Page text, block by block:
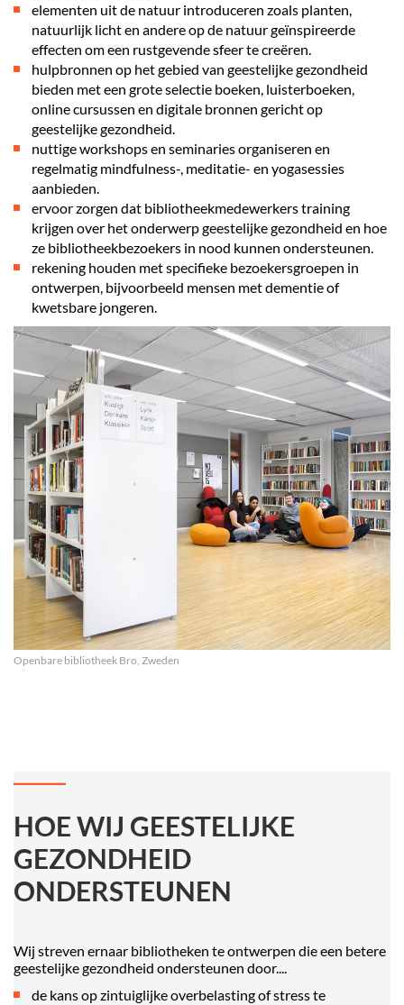
elementen uit de natuur introduceren zoals planten,
natuurlijk licht en andere op de natuur geïnspireerde
effecten om een rustgevende sfeer te creëren.
hulpbronnen op het gebied van geestelijke gezondheid
bieden met een grote selectie boeken, luisterboeken,
online cursussen en digitale bronnen gericht op
geestelijke gezondheid.
nuttige workshops en seminaries organiseren en
regelmatig mindfulness-, meditatie- en yogasessies
aanbieden.
ervoor zorgen dat bibliotheekmedewerkers training
krijgen over het onderwerp geestelijke gezondheid en hoe
ze bibliotheekbezoekers in nood kunnen ondersteunen.
rekening houden met specifieke bezoekersgroepen in
ontwerpen, bijvoorbeeld mensen met dementie of
kwetsbare jongeren.
Openbare bibliotheek Bro, Zweden
HOE WIJ GEESTELIJKE
GEZONDHEID
ONDERSTEUNEN
Wij streven ernaar bibliotheken te ontwerpen die een betere
geestelijke gezondheid ondersteunen door....
de kans op zintuiglijke overbelasting of stress te